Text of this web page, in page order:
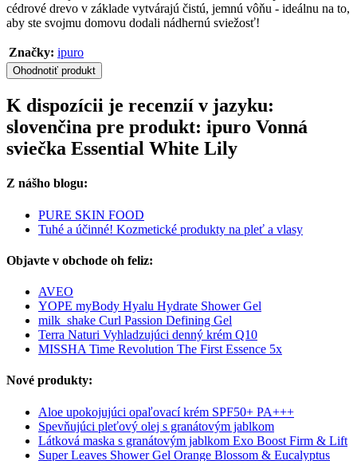
cédrové drevo v základe vytvárajú čistú, jemnú vôňu - ideálnu na to,
aby ste svojmu domovu dodali nádhernú sviežosť!
Značky: ipuro
Ohodnotiť produkt
K dispozícii je recenzií v jazyku:
slovenčina pre produkt: ipuro Vonná
sviečka Essential White Lily
Z nášho blogu:
PURE SKIN FOOD
Tuhé a účinné! Kozmetické produkty na pleť a vlasy
Objavte v obchode oh feliz:
AVEO
YOPE myBody Hyalu Hydrate Shower Gel
milk_shake Curl Passion Defining Gel
Terra Naturi Vyhladzujúci denný krém Q10
MISSHA Time Revolution The First Essence 5x
Nové produkty:
Aloe upokojujúci opaľovací krém SPF50+ PA+++
Spevňujúci pleťový olej s granátovým jablkom
Látková maska s granátovým jablkom Exo Boost Firm & Lift
Super Leaves Shower Gel Orange Blossom & Eucalyptus